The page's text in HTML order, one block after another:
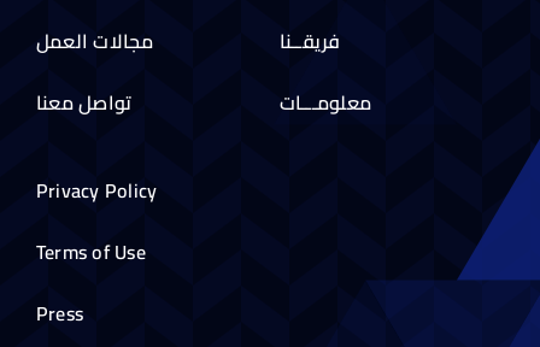
مجالات العمل
تواصل معنا
فريقــنا
معلومـــات
Privacy Policy
Terms of Use
Press